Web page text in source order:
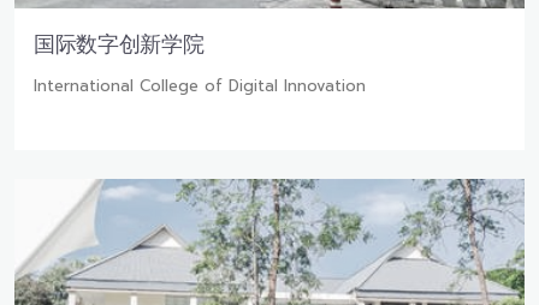
国际数字创新学院
International College of Digital Innovation